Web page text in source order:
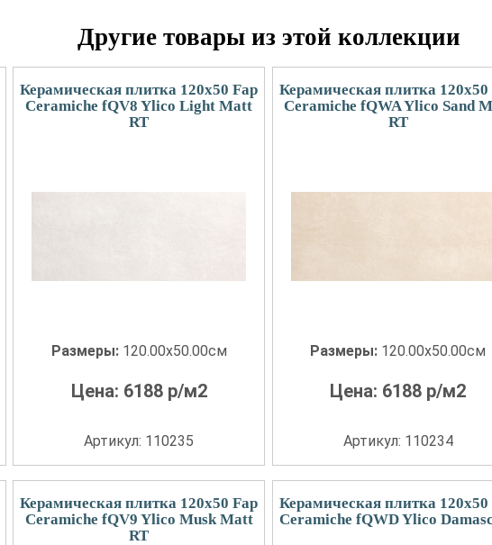
Другие товары из этой коллекции
Керамическая плитка 120x50 Fap
Ceramiche fQV8 Ylico Light Matt
RT
Размеры: 120.00x50.00см
Цена: 6188р/м2
Артикул: 110235
Керамическая плитка 120x50
Ceramiche fQWA Ylico Sand
RT
Размеры: 120.00x50.00см
Цена: 6188 р/м2
Артикул: 110234
Керамическая плитка 120x50 Fap
Ceramiche fQV9 Ylico Musk Matt
RT
Керамическая плитка 120x50
Ceramiche fQWD Ylico